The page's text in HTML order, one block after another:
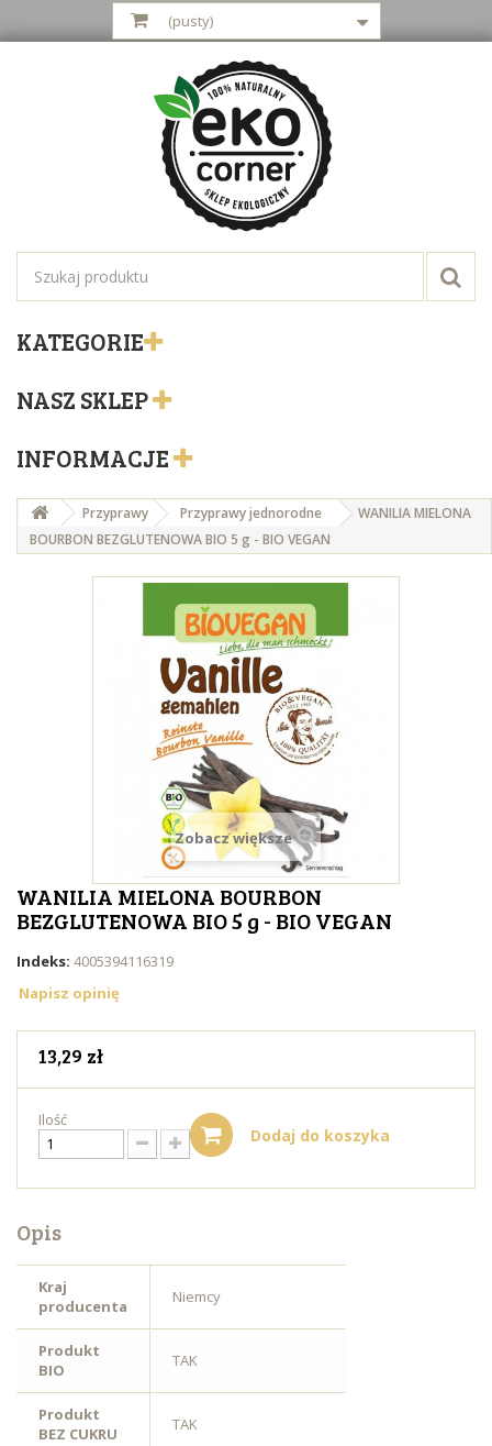
(pusty)
KATEGORIE
NASZ SKLEP
INFORMACJE
Przyprawy Przyprawy jednorodne
WANILIA MIELONA
BOURBON BEZGLUTENOWA BIO 5 g - BIO VEGAN
Zobacz większe
WANILIA MIELONA BOURBON
BEZGLUTENOWA BIO 5 g - BIO VEGAN
Indeks: 4005394116319
Napisz opinię
13,29 zł
Ilość
Dodaj do koszyka
Opis
Kraj
producenta
Niemcy
Produkt
BIO
TAK
Produkt
BEZ CUKRU
TAK